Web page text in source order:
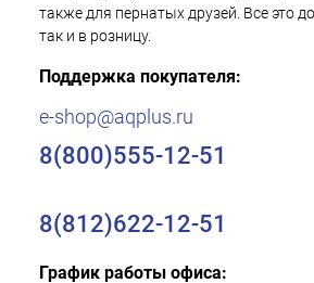
также для пернатых друзей. Все это
так и в розницу.
Поддержка покупателя:
e-shop@aqplus.ru
8(800)555-12-51
8(812)622-12-51
График работы офиса: